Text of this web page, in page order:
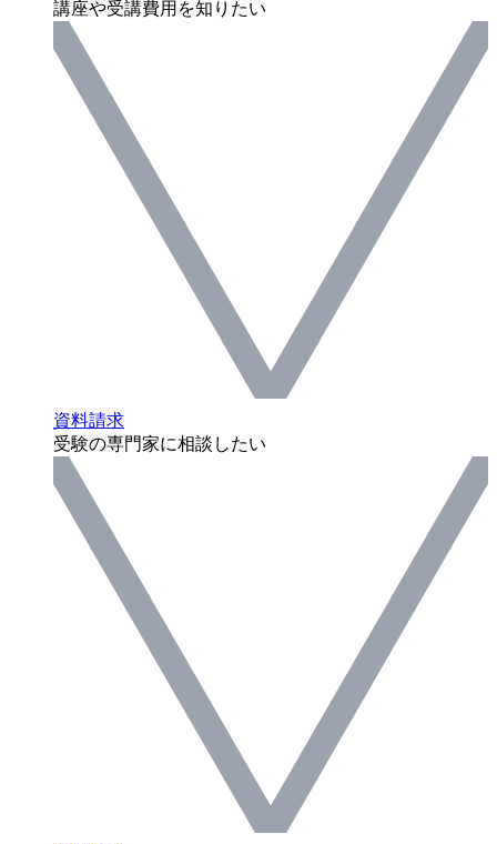
講座や受講費用を知りたい
資料請求
受験の専門家に相談したい